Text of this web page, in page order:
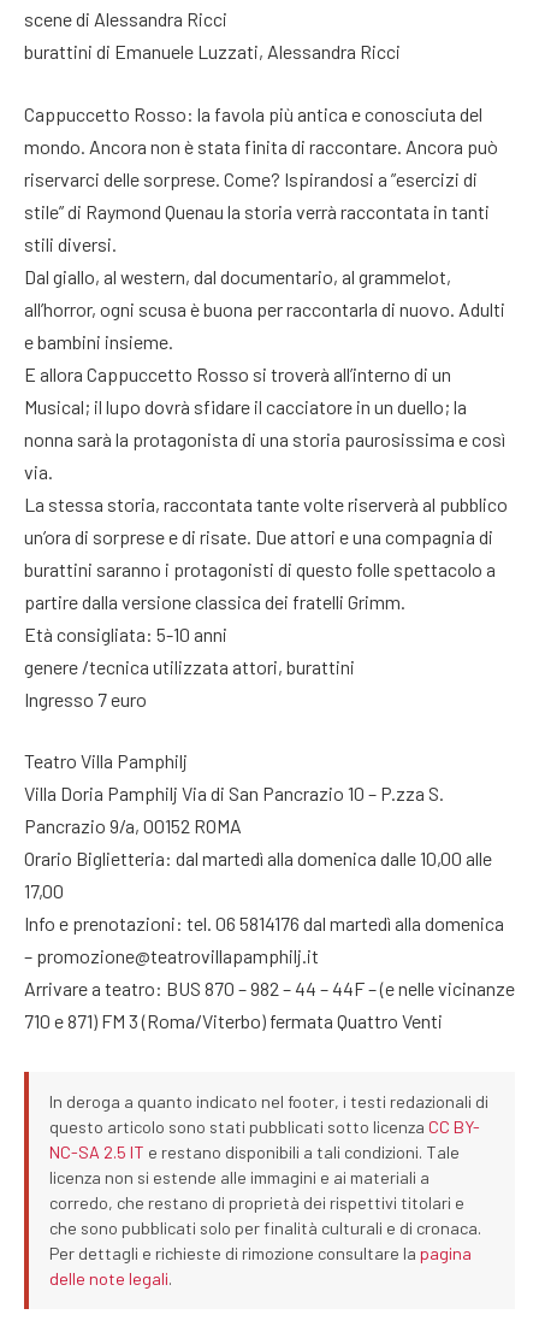
scene di Alessandra Ricci
burattini di Emanuele Luzzati, Alessandra Ricci
Cappuccetto Rosso: la favola più antica e conosciuta del
mondo. Ancora non è stata finita di raccontare. Ancora può
riservarci delle sorprese. Come? Ispirandosi a ”esercizi di
stile” di Raymond Quenau la storia verrà raccontata in tanti
stili diversi.
Dal giallo, al western, dal documentario, al grammelot,
all’horror, ogni scusa è buona per raccontarla di nuovo. Adulti
e bambini insieme.
E allora Cappuccetto Rosso si troverà all’interno di un
Musical; il lupo dovrà sfidare il cacciatore in un duello; la
nonna sarà la protagonista di una storia paurosissima e così
via.
La stessa storia, raccontata tante volte riserverà al pubblico
un’ora di sorprese e di risate. Due attori e una compagnia di
burattini saranno i protagonisti di questo folle spettacolo a
partire dalla versione classica dei fratelli Grimm.
Età consigliata: 5-10 anni
genere /tecnica utilizzata attori, burattini
Ingresso 7 euro
Teatro Villa Pamphilj
Villa Doria Pamphilj Via di San Pancrazio 10 – P.zza S.
Pancrazio 9/a, 00152 ROMA
Orario Biglietteria: dal martedì alla domenica dalle 10,00 alle
17,00
Info e prenotazioni: tel. 06 5814176 dal martedì alla domenica
– promozione@teatrovillapamphilj.it
Arrivare a teatro: BUS 870 – 982 – 44 – 44F – (e nelle vicinanze
710 e 871) FM 3 (Roma/Viterbo) fermata Quattro Venti
In deroga a quanto indicato nel footer, i testi redazionali di
questo articolo sono stati pubblicati sotto licenza CC BY-
NC-SA 2.5 IT e restano disponibili a tali condizioni. Tale
licenza non si estende alle immagini e ai materiali a
corredo, che restano di proprietà dei rispettivi titolari e
che sono pubblicati solo per finalità culturali e di cronaca.
Per dettagli e richieste di rimozione consultare la pagina
delle note legali.